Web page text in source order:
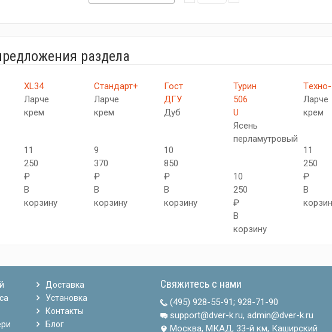
раздела
XL34
Ларче
крем
11
250
₽
В
корзину
Стандарт+
Ларче
крем
9
370
₽
В
корзину
Гост
ДГУ
Дуб
10
850
₽
В
корзину
Турин
506
U
Ясень
перламутровый
10
250
₽
В
корзину
Ларче
крем
11
250
₽
В
Доставка
Установка
Контакты
Блог
Свяжитесь с нами
(495) 928-55-91; 928-71-90
support@dver-k.ru, admin@dver-k.ru
Москва, МКАД, 33-й км, Каширский